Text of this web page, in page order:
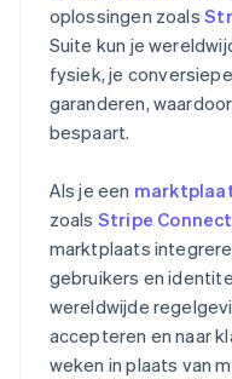
oplossingen zoals
Suite kun je
fysiek, je
garanderen,
bespaart.
Als je een
zoals Stripe Connect
marktplaats
gebruikers en
wereldwijde
accepteren en naar
weken in plaats van